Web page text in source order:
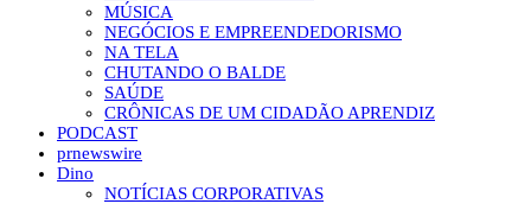
MÚSICA
NEGÓCIOS E EMPREENDEDORISMO
NA TELA
CHUTANDO O BALDE
SAÚDE
CRÔNICAS DE UM CIDADÃO APRENDIZ
PODCAST
prnewswire
Dino
NOTÍCIAS CORPORATIVAS